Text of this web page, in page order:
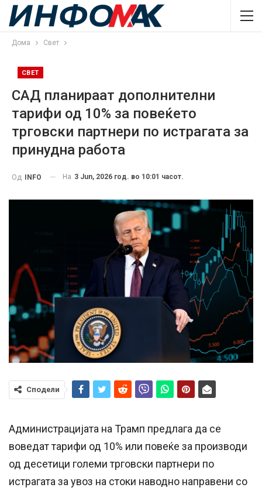
Дома Свет
СВЕТ
САД планираат дополнителни
тарифи од 10% за повеќето
трговски партнери по истрагата за
принудна работа
Од INFO На 3 Jun, 2026 год. во 10:01 часот.
Сподели
Администрацијата на Трамп предлага да се
воведат тарифи од 10% или повеќе за производи
од десетици големи трговски партнери по
истрагата за увоз на стоки наводно направени со